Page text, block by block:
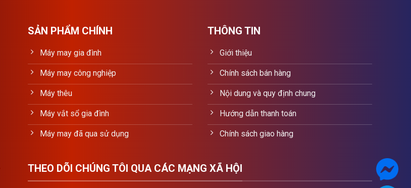
SẢN PHẨM CHÍNH
Máy may gia đình
Máy may công nghiệp
Máy thêu
Máy vắt sổ gia đình
Máy may đã qua sử dụng
THÔNG TIN
Giới thiệu
Chính sách bán hàng
Nội dung và quy định chung
Hướng dẫn thanh toán
Chính sách giao hàng
THEO DÕI CHÚNG TÔI QUA CÁC MẠNG XÃ HỘI